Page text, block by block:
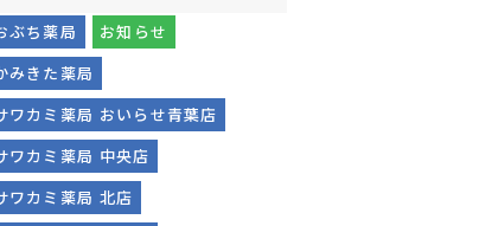
ぶち薬局
お知らせ
みきた薬局
ワカミ薬局 おいらせ青葉店
ワカミ薬局 中央店
ワカミ薬局 北店